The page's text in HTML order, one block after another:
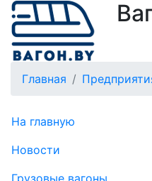
Главная
На главную
Новости
Грузовые вагоны